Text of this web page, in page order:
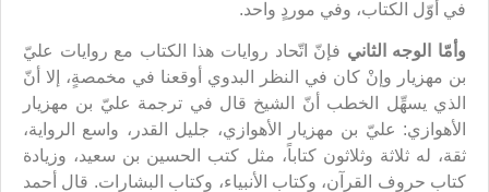
في أوّل الكتاب، وفي موردٍ واحد.
وأمّا الوجه الثاني فإنّ اتّحاد روايات هذا الكتاب مع روايات عليّ
بن مهزيار وإنْ كان في النظر البدوي أوقعنا في مخمصةٍ، إلا أنّ
الذي يسهِّل الخطب أنّ الشيخ قال في ترجمة عليّ بن مهزيار
الأهوازي: عليّ بن مهزيار الأهوازي‏، جليل القدر، واسع الرواية،
ثقة، له ثلاثة وثلاثون كتاباً، مثل كتب الحسين بن سعيد، وزيادة
كتاب حروف القرآن، وكتاب الأنبياء، وكتاب البشارات. قال أحمد